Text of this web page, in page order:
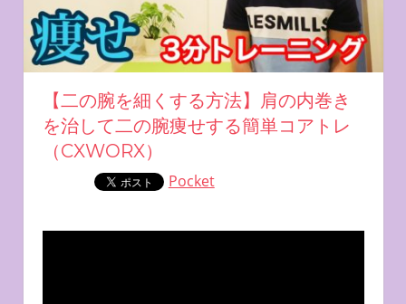
【二の腕を細くする方法】肩の内巻き
を治して二の腕痩せする簡単コアトレ
（CXWORX）
Pocket